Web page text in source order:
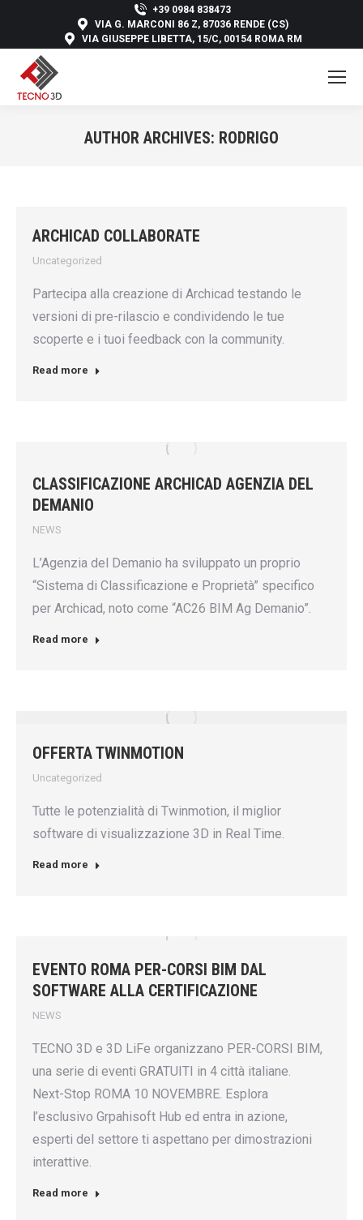
+39 0984 838473
VIA G. MARCONI 86 Z, 87036 RENDE (CS)
VIA GIUSEPPE LIBETTA, 15/C, 00154 ROMA RM
AUTHOR ARCHIVES: RODRIGO
ARCHICAD COLLABORATE
Uncategorized
Partecipa alla creazione di Archicad testando le
versioni di pre-rilascio e condividendo le tue
scoperte e i tuoi feedback con la community.
Read more
CLASSIFICAZIONE ARCHICAD AGENZIA DEL
DEMANIO
NEWS
L’Agenzia del Demanio ha sviluppato un proprio
“Sistema di Classificazione e Proprietà” specifico
per Archicad, noto come “AC26 BIM Ag Demanio”.
Read more
OFFERTA TWINMOTION
Uncategorized
Tutte le potenzialità di Twinmotion, il miglior
software di visualizzazione 3D in Real Time.
Read more
EVENTO ROMA PER-CORSI BIM DAL
SOFTWARE ALLA CERTIFICAZIONE
NEWS
TECNO 3D e 3D LiFe organizzano PER-CORSI BIM,
una serie di eventi GRATUITI in 4 città italiane.
Next-Stop ROMA 10 NOVEMBRE. Esplora
l’esclusivo Grpahisoft Hub ed entra in azione,
esperti del settore ti aspettano per dimostrazioni
interattive.
Read more